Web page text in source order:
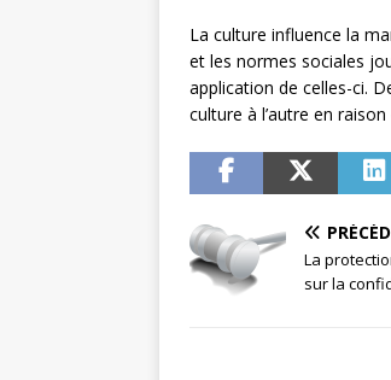
La culture influence la
et les normes sociales
application de celles-ci.
culture à l’autre en
La
sur la